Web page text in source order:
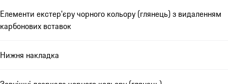
Елементи екстер'єру чорного кольору (глянець) з видаленням
карбонових вставок
Нижня накладка